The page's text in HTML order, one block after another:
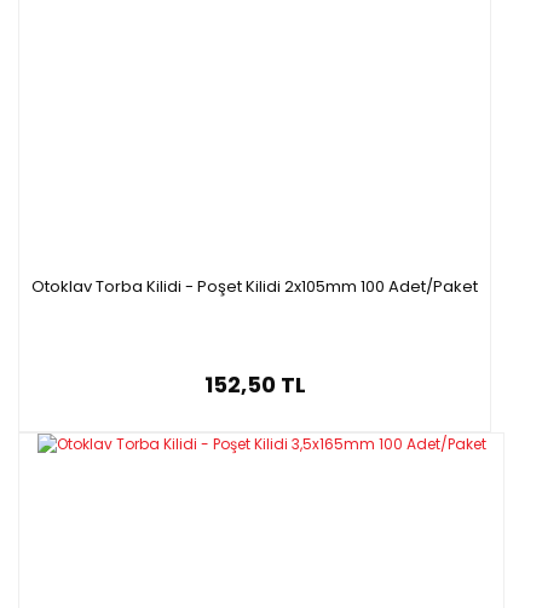
Otoklav Torba Kilidi - Poşet Kilidi 2x105mm 100 Adet/Paket
152,50 TL